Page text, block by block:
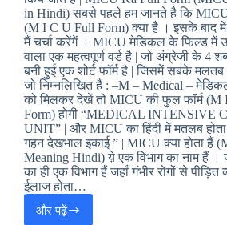
in Hindi) सबसे पहले हम जानते है कि
(M I C U Full Form) क्या है । इसके बाद
मैं चर्चा करेंगें । MICU मेडिकल के फिल्ड में
वाला एक महत्वपूर्ण वर्ड है | जो अंग्रेजी के 4
बनी हुई एक शोर्ट फॉर्म है | जिसमें सबके
जो निम्नलिखित है : –M – Medical – मेडिकल
को मिलकर देखें तो MICU की फुल फॉर्म (M
Form) होगी “MEDICAL INTENSIVE
UNIT” | और MICU का हिंदी में मतलब होता
गहन देखभाल इकाई ” | MICU क्या होता हैं
Meaning Hindi) य़े एक विभाग का नाम हैं ।
का ही एक विभाग हैं जहाँ गंभीर रोगों से पीड़ित
ईलाज होता…
और पढ़ेंFull